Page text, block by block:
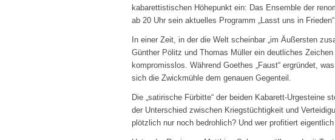
kabarettistischen Höhepunkt ein: Das Ensemble der
ab 20 Uhr sein aktuelles Programm „Lasst uns in Frieden“.
In einer Zeit, in der die Welt scheinbar „im Äußersten
Günther Pölitz und Thomas Müller ein deutliches
kompromisslos. Während Goethes „Faust“ ergründet,
sich die Zwickmühle dem genauen Gegenteil.
Die „satirische Fürbitte“ der beiden Kabarett-Urgesteine
der Unterschied zwischen Kriegstüchtigkeit und
plötzlich nur noch bedrohlich? Und wer profitiert